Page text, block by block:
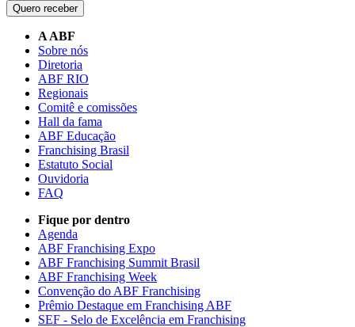
Quero receber
A ABF
Sobre nós
Diretoria
ABF RIO
Regionais
Comitê e comissões
Hall da fama
ABF Educação
Franchising Brasil
Estatuto Social
Ouvidoria
FAQ
Fique por dentro
Agenda
ABF Franchising Expo
ABF Franchising Summit Brasil
ABF Franchising Week
Convenção do ABF Franchising
Prêmio Destaque em Franchising ABF
SEF - Selo de Excelência em Franchising